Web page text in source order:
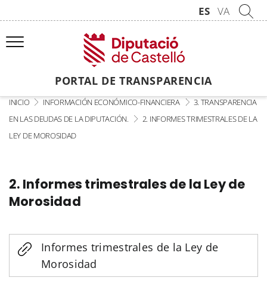
ES VA
PORTAL DE TRANSPARENCIA
INICIO INFORMACIÓN ECONÓMICO-FINANCIERA
3. TRANSPARENCIA
EN LAS DEUDAS DE LA DIPUTACIÓN.
2. INFORMES TRIMESTRALES DE LA
LEY DE MOROSIDAD
2. Informes trimestrales de la Ley de
Morosidad
Informes trimestrales de la Ley de
Morosidad